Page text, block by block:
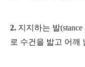
2. 지지하는 발
로 수건을 밟고 어깨